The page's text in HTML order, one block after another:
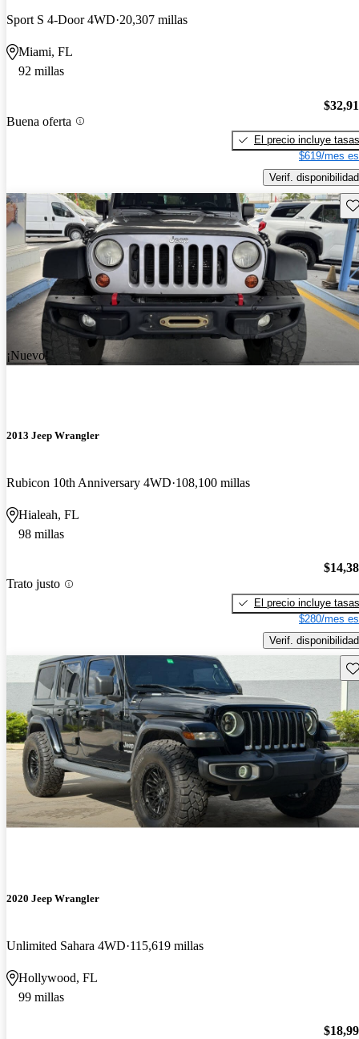
Sport S 4-Door 4WD 20,307 millas
Miami, FL
92 millas
Buena oferta
El precio incluye tasas
$619/mes
Verif. disponibilidad
¡Nuevo!
2013 Jeep Wrangler
Rubicon 10th Anniversary 4WD 108,100 millas
Hialeah, FL
98 millas
Trato justo
El precio incluye tasas
$280/mes
Verif. disponibilidad
2020 Jeep Wrangler
Unlimited Sahara 4WD 115,619 millas
Hollywood, FL
99 millas